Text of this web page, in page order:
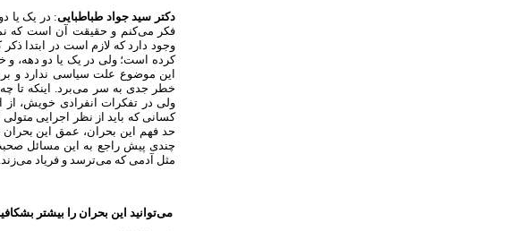
دکتر سید جواد طباطبایی: در یک یا
فکر می‌کنم و حقیقت آن است که
وجود دارد که لازم است در ابتدا
کرده است؛ ولی در یک یا دو دهه،
این موضوع علت سیاسی ندارد
خطر جدی به سر می‌برد. اینکه تا چه
ولی در تفکرات انفرادی خویش،
کسانی که باید از نظر اجرایی متولی
حد فهم این بحران، عمق این
چندی پیش راجع به این مسائل
مثل آدمی که می‌ترسد و فریاد می‌زند.
می‌توانید این بحران را بیشتر